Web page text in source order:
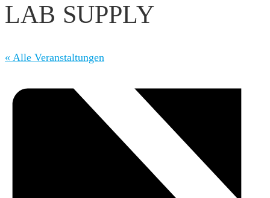
LAB SUPPLY
« Alle Veranstaltungen